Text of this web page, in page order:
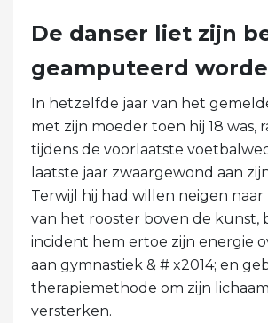
De danser liet zijn
geamputeerd
In hetzelfde jaar van het
met zijn moeder toen hij 18 was,
tijdens de voorlaatste
laatste jaar zwaargewond aan
Terwijl hij had willen neigen
van het rooster boven de kunst,
incident hem ertoe zijn energie
aan gymnastiek & # x2014; en
therapiemethode om zijn
versterken.